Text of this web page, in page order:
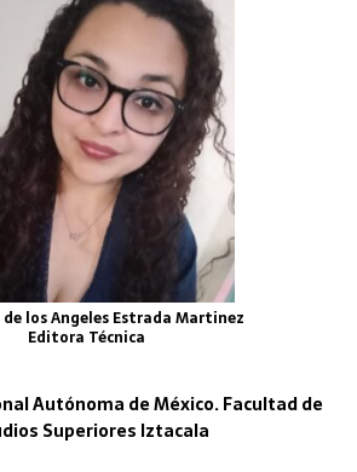
los Angeles Estrada Martinez
Editora Técnica
Autónoma de México. Facultad de
Superiores Iztacala